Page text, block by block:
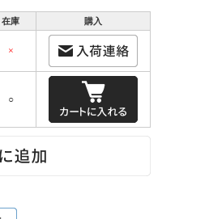
在庫 購入
×
○